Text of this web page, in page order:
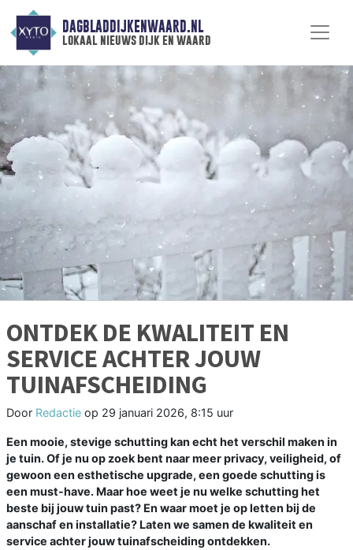
DAGBLADDIJKENWAARD.NL
lokaal nieuws dijk en waard
ONTDEK DE KWALITEIT EN
SERVICE ACHTER JOUW
TUINAFSCHEIDING
Door Redactie op 29 januari 2026, 8:15 uur
Een mooie, stevige schutting kan echt het verschil maken in
je tuin. Of je nu op zoek bent naar meer privacy, veiligheid, of
gewoon een esthetische upgrade, een goede schutting is
een must-have. Maar hoe weet je nu welke schutting het
beste bij jouw tuin past? En waar moet je op letten bij de
aanschaf en installatie? Laten we samen de kwaliteit en
service achter jouw tuinafscheiding ontdekken.